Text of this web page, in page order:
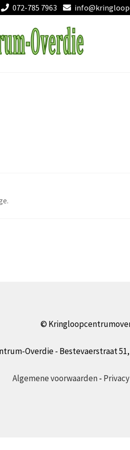
072-785 7963
©
Overdie - Bestevaerstraat 51,
Algemene voorwaarden-